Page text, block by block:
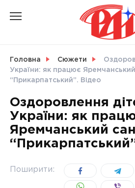
СВІТ
УКРАЇНА
Головна Сюжети
України: як працює
“Прикарпатський”. Відео
Оздоровлення
України: як
Яремчанський
Поширити: